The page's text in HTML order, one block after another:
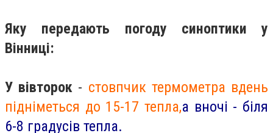
Яку передають погоду синоптики у
Вінниці:
У вівторок - стовпчик термометра вдень
підніметься до 15-17 тепла,а вночі - біля
6-8 градусів тепла.